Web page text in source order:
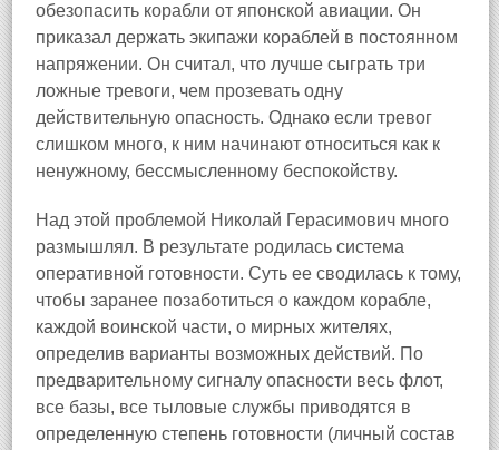
обезопасить корабли от японской авиации. Он
приказал держать экипажи кораблей в постоянном
напряжении. Он считал, что лучше сыграть три
ложные тревоги, чем прозевать одну
действительную опасность. Однако если тревог
слишком много, к ним начинают относиться как к
ненужному, бессмысленному беспокойству.
Над этой проблемой Николай Герасимович много
размышлял. В результате родилась система
оперативной готовности. Суть ее сводилась к тому,
чтобы заранее позаботиться о каждом корабле,
каждой воинской части, о мирных жителях,
определив варианты возможных действий. По
предварительному сигналу опасности весь флот,
все базы, все тыловые службы приводятся в
определенную степень готовности (личный состав